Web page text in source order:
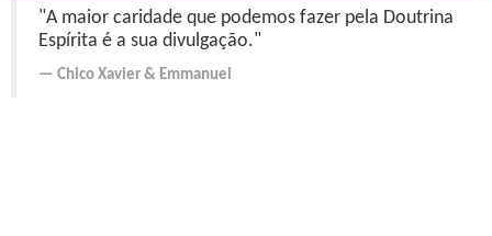
"A maior caridade que podemos fazer pela Doutrina
Espírita é a sua divulgação."
Chico Xavier & Emmanuel